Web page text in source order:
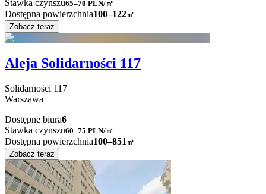
Stawka czynszu65–70 PLN/㎡
Dostępna powierzchnia100–122㎡
Zobacz teraz
Aleja Solidarności 117
Solidarności 117
Warszawa
Dostępne biura6
Stawka czynszu60–75 PLN/㎡
Dostępna powierzchnia100–851 ㎡
Zobacz teraz